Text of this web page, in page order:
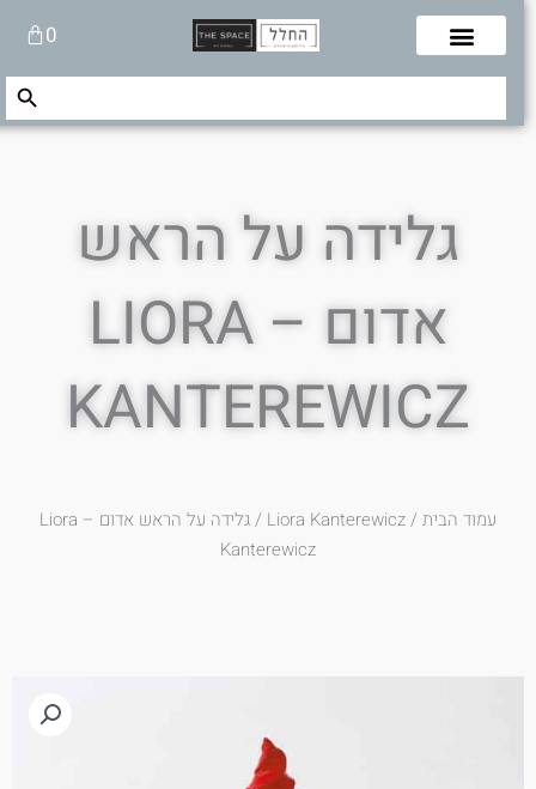
0עגלת
קניות
Search
Search Button
גלידה על הראש
אדום – LIORA
KANTEREWICZ
עמוד הבית/
Liora Kanterewicz
/ גלידה על הראש אדום – Liora
Kanterewicz